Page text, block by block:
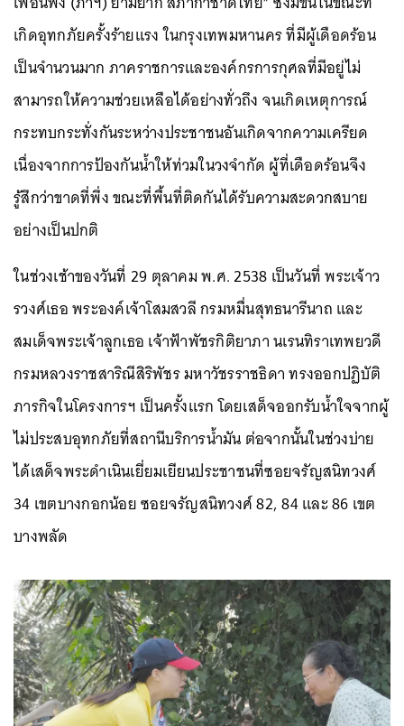
เกิดอุทกภัยครั้งร้ายแรง ในกรุงเทพมหานคร ที่มีผู้เดือดร้อน
เป็นจำนวนมาก ภาคราชการและองค์กรการกุศลที่มีอยู่ไม่
สามารถให้ความช่วยเหลือได้อย่างทั่วถึง จนเกิดเหตุการณ์
กระทบกระทั่งกันระหว่างประชาชนอันเกิดจากความเครียด
เนื่องจากการป้องกันน้ำให้ท่วมในวงจำกัด ผู้ที่เดือดร้อนจึง
รู้สึกว่าขาดที่พึ่ง ขณะที่พื้นที่ติดกันได้รับความสะดวกสบาย
อย่างเป็นปกติ
ในช่วงเช้าของวันที่ 29 ตุลาคม พ.ศ. 2538 เป็นวันที่ พระเจ้าว
รวงศ์เธอ พระองค์เจ้าโสมสวลี กรมหมื่นสุทธนารีนาถ และ
สมเด็จพระเจ้าลูกเธอ เจ้าฟ้าพัชรกิติยาภา นเรนทิราเทพยวดี
กรมหลวงราชสาริณีสิริพัชร มหาวัชรราชธิดา ทรงออกปฏิบัติ
ภารกิจในโครงการฯ เป็นครั้งแรก โดยเสด็จออกรับน้ำใจจากผู้
ไม่ประสบอุทกภัยที่สถานีบริการน้ำมัน ต่อจากนั้นในช่วงบ่าย
ได้เสด็จพระดำเนินเยี่ยมเยียนประชาชนที่ซอยจรัญสนิทวงศ์
34 เขตบางกอกน้อย ซอยจรัญสนิทวงศ์ 82, 84 และ 86 เขต
บางพลัด